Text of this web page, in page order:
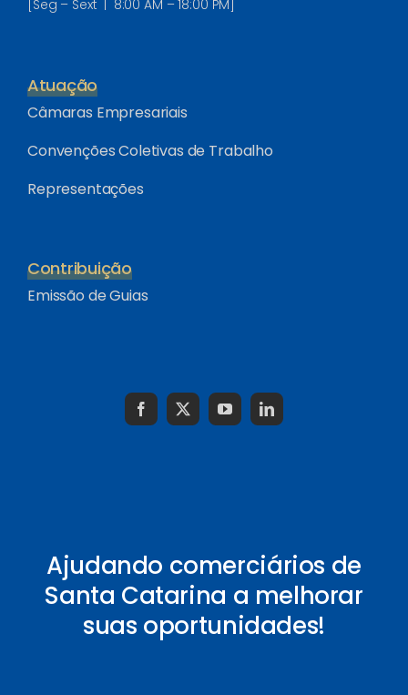
[Seg – Sext | 8:00 AM – 18:00 PM]
Atuação
Câmaras Empresariais
Convenções Coletivas de Trabalho
Representações
Contribuição
Emissão de Guias
Ajudando comerciários de
Santa Catarina a melhorar
suas oportunidades!